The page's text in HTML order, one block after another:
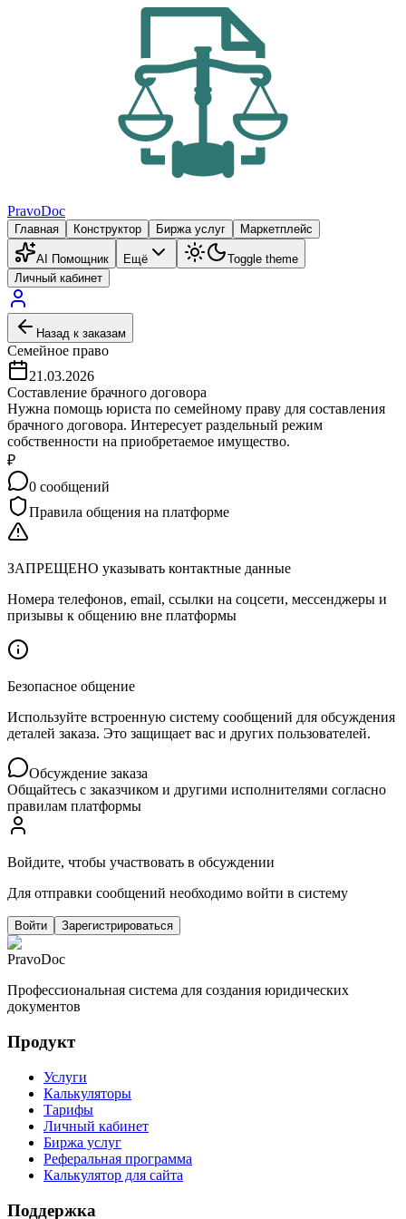
PravoDoc
Главная Конструктор Биржа услуг Маркетплейс
AI Помощник Ещё
Toggle theme
Личный кабинет
Назад к заказам
Семейное право
21.03.2026
Составление брачного договора
Нужна помощь юриста по семейному праву для составления
брачного договора. Интересует раздельный режим
собственности на приобретаемое имущество.
₽
0 сообщений
Правила общения на платформе
ЗАПРЕЩЕНО указывать контактные данные
Номера телефонов, email, ссылки на соцсети, мессенджеры и
призывы к общению вне платформы
Безопасное общение
Используйте встроенную систему сообщений для обсуждения
деталей заказа. Это защищает вас и других пользователей.
Обсуждение заказа
Общайтесь с заказчиком и другими исполнителями согласно
правилам платформы
Войдите, чтобы участвовать в обсуждении
Для отправки сообщений необходимо войти в систему
Войти Зарегистрироваться
PravoDoc
Профессиональная система для создания юридических
документов
Продукт
Услуги
Калькуляторы
Тарифы
Личный кабинет
Биржа услуг
Реферальная программа
Калькулятор для сайта
Поддержка